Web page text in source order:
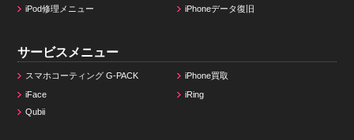
iPod修理メニュー iPhoneデータ復旧
サービスメニュー
スマホコーティング G-PACK
iPhone買取
iFace
iRing
Qubii